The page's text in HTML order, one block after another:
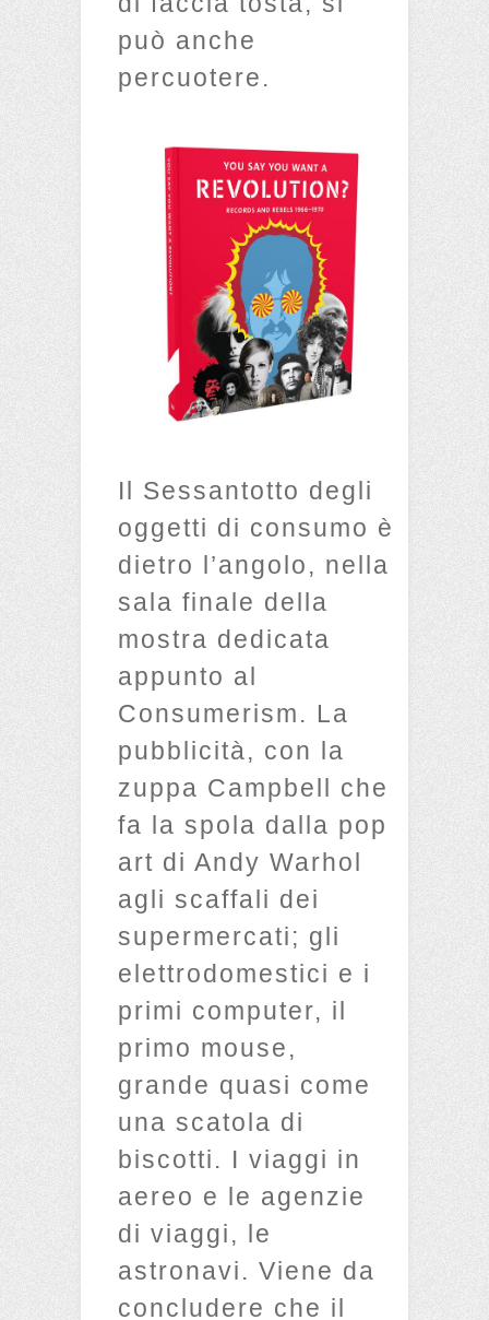
può anche
percuotere.
Il Sessantotto degli
oggetti di consumo è
dietro l’angolo, nella
sala finale della
mostra dedicata
appunto al
Consumerism. La
pubblicità, con la
zuppa Campbell che
fa la spola dalla pop
art di Andy Warhol
agli scaffali dei
supermercati; gli
elettrodomestici e i
primi computer, il
primo mouse,
grande quasi come
una scatola di
biscotti. I viaggi in
aereo e le agenzie
di viaggi, le
astronavi. Viene da
concludere che il